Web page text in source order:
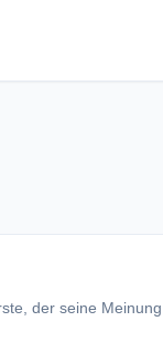
der seine